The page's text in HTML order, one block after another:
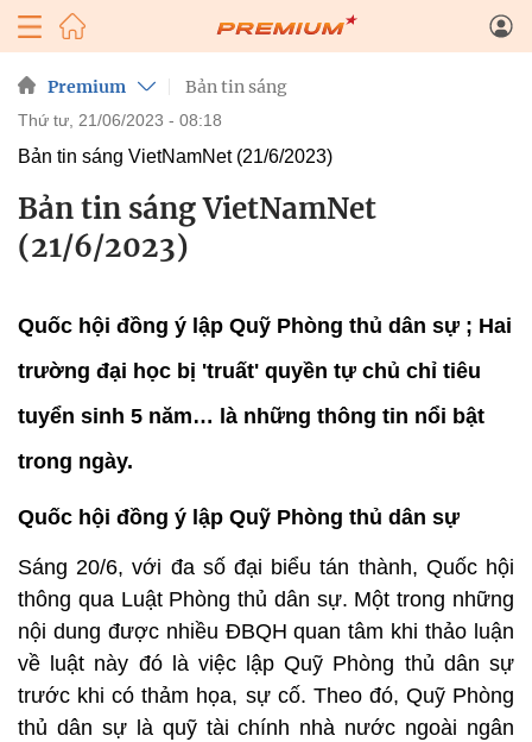
Premium Bản tin sáng
thứ tư, 21/06/2023 - 08:18
Bản tin sáng VietNamNet (21/6/2023)
Bản tin sáng VietNamNet
(21/6/2023)
Quốc hội đồng ý lập Quỹ Phòng thủ dân sự ; Hai
trường đại học bị 'truất' quyền tự chủ chỉ tiêu
tuyển sinh 5 năm… là những thông tin nổi bật
trong ngày.
Quốc hội đồng ý lập Quỹ Phòng thủ dân sự
Sáng 20/6, với đa số đại biểu tán thành, Quốc hội
thông qua Luật Phòng thủ dân sự. Một trong những
nội dung được nhiều ĐBQH quan tâm khi thảo luận
về luật này đó là việc lập Quỹ Phòng thủ dân sự
trước khi có thảm họa, sự cố. Theo đó, Quỹ Phòng
thủ dân sự là quỹ tài chính nhà nước ngoài ngân